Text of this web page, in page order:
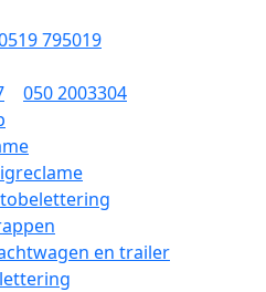
795019
050 2003304
en trailer